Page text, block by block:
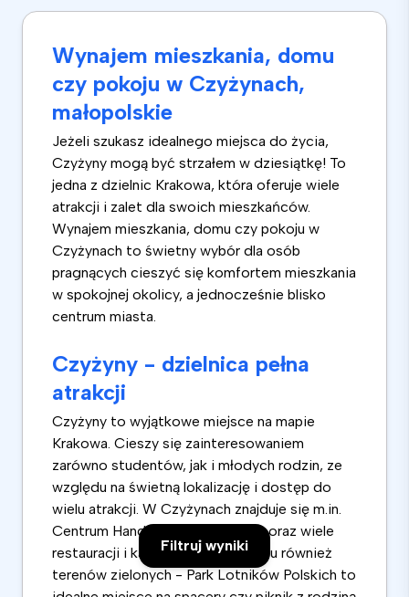
Filtruj wyniki
Wynajem mieszkania, domu
czy pokoju w Czyżynach,
małopolskie
Jeżeli szukasz idealnego miejsca do życia,
Czyżyny mogą być strzałem w dziesiątkę! To
jedna z dzielnic Krakowa, która oferuje wiele
atrakcji i zalet dla swoich mieszkańców.
Wynajem mieszkania, domu czy pokoju w
Czyżynach to świetny wybór dla osób
pragnących cieszyć się komfortem mieszkania
w spokojnej okolicy, a jednocześnie blisko
centrum miasta.
Czyżyny - dzielnica pełna
atrakcji
Czyżyny to wyjątkowe miejsce na mapie
Krakowa. Cieszy się zainteresowaniem
zarówno studentów, jak i młodych rodzin, ze
względu na świetną lokalizację i dostęp do
wielu atrakcji. W Czyżynach znajduje się m.in.
Centrum Handlowe M1, Multikino oraz wiele
restauracji i kawiarni. Nie brakuje tu również
terenów zielonych - Park Lotników Polskich to